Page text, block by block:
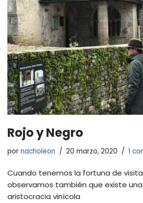
Rojo y Negro
por nacholeon 20 marzo, 2020 1
Cuando tenemos la fortuna de
observamos también que existe
aristocracia vinícola